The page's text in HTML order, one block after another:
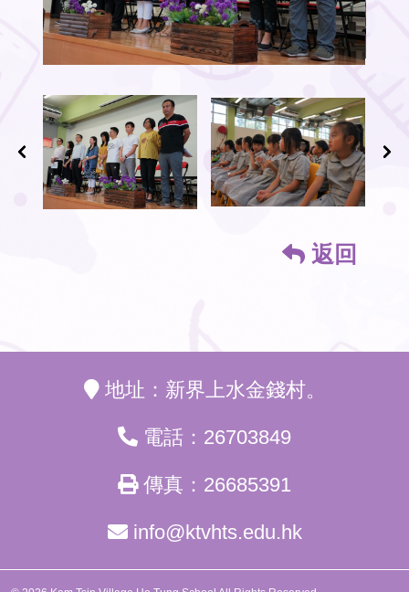
返回
地址：新界上水金錢村。
電話：26703849
傳真：26685391
info@ktvhts.edu.hk